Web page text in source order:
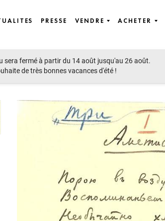
PRESSE VENDRE ACHETER
sera fermé à partir du 14 août jusqu'au 26 août.
de très bonnes vacances d'été !